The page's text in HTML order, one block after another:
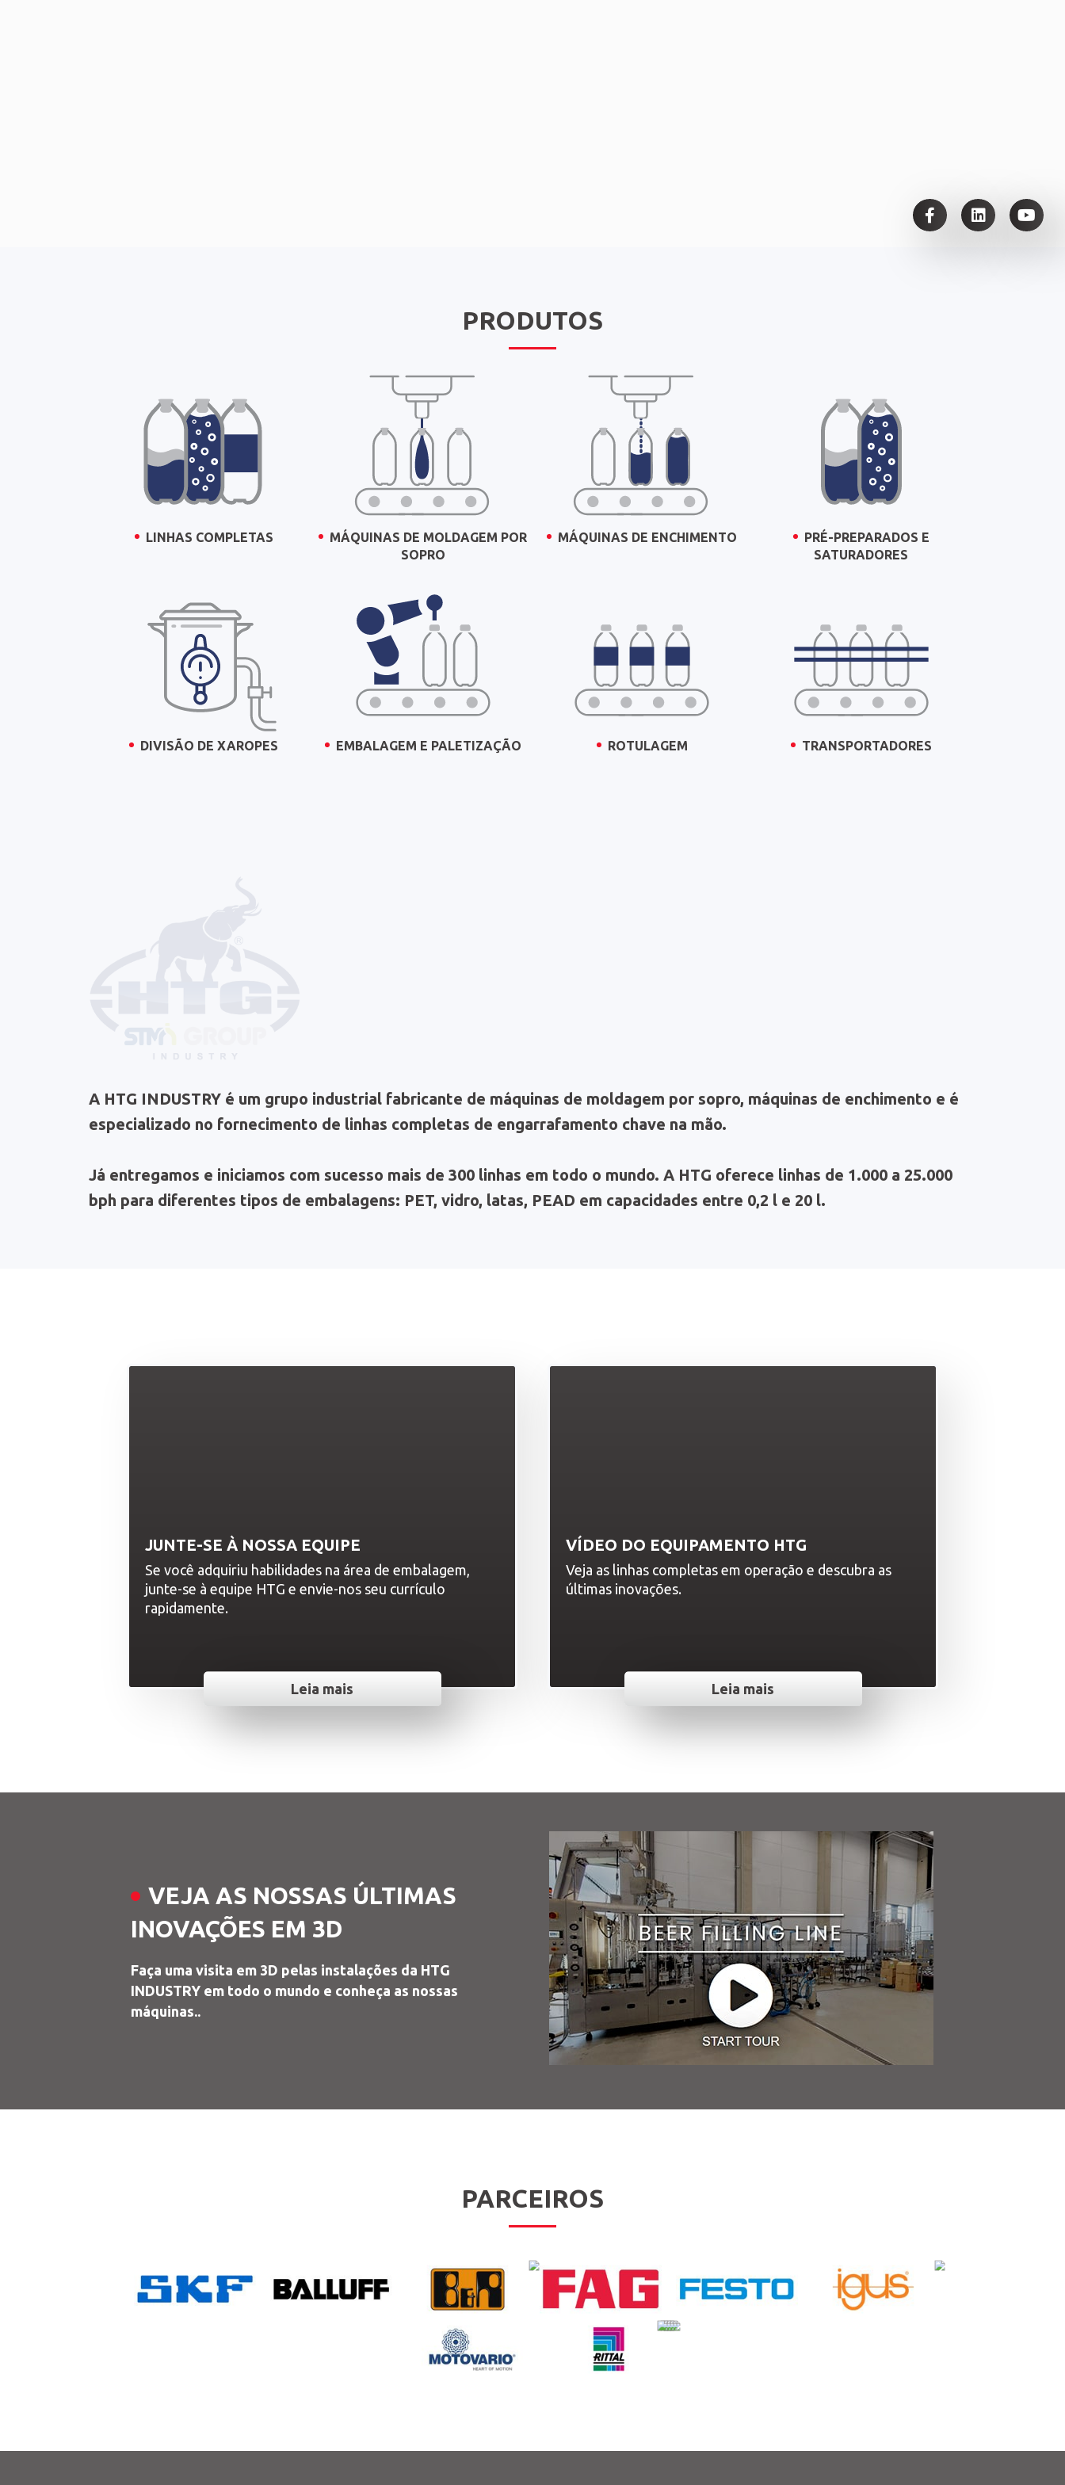
PRODUTOS
LINHAS COMPLETAS
MÁQUINAS DE MOLDAGEM POR
SOPRO
MÁQUINAS DE ENCHIMENTO
PRÉ-PREPARADOS E
SATURADORES
DIVISÃO DE XAROPES EMBALAGEM E PALETIZAÇÃO ROTULAGEM TRANSPORTADORES
A HTG INDUSTRY é um grupo industrial fabricante de máquinas de moldagem por sopro, máquinas de enchimento e é
especializado no fornecimento de linhas completas de engarrafamento chave na mão.
Já entregamos e iniciamos com sucesso mais de 300 linhas em todo o mundo. A HTG oferece linhas de 1.000 a 25.000
bph para diferentes tipos de embalagens: PET, vidro, latas, PEAD em capacidades entre 0,2 l e 20 l.
JUNTE-SE À NOSSA EQUIPE
Se você adquiriu habilidades na área de embalagem,
junte-se à equipe HTG e envie-nos seu currículo
rapidamente.
Leia mais
VÍDEO DO EQUIPAMENTO HTG
Veja as linhas completas em operação e descubra as
últimas inovações.
Leia mais
VEJA AS NOSSAS ÚLTIMAS
INOVAÇÕES EM 3D
Faça uma visita em 3D pelas instalações da HTG
INDUSTRY em todo o mundo e conheça as nossas
máquinas..
PARCEIROS